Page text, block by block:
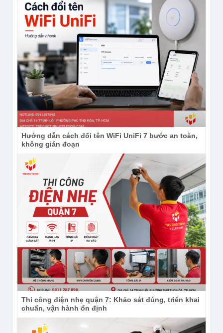
Hướng dẫn cách đổi tên WiFi UniFi 7 bước an toàn,
không gián đoạn
Thi công điện nhẹ quận 7: Khảo sát đúng, triển khai
chuẩn, vận hành ổn định